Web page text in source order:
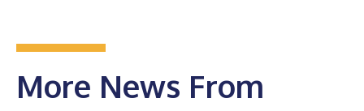
More News From